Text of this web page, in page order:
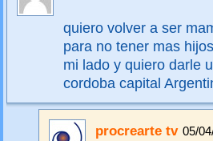
quiero volver a ser
para no tener mas
mi lado y quiero darle
cordoba capital
procrearte tv 05/